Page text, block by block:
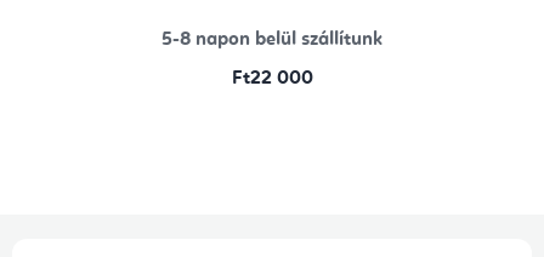
5-8 napon belül szállítunk
Ft22 000